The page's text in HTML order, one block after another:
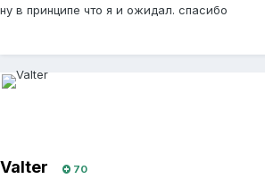
ну в принципе что я и ожидал. спасибо
Valter 70